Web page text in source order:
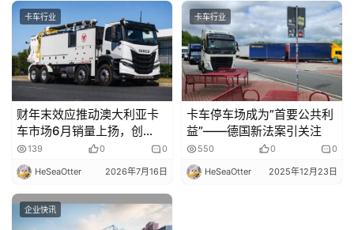
社
区
卡车行业
财年末效应推动澳大利亚卡
车市场6月销量上扬，创
2026年迄今最佳月度表现
139 0 0
HeSeaOtter 2026年7月16日
卡车行业
卡车停车场成为”首要公共利
益”——德国新法案引关注
550 0 0
HeSeaOtter 2025年12月23日
企业快讯